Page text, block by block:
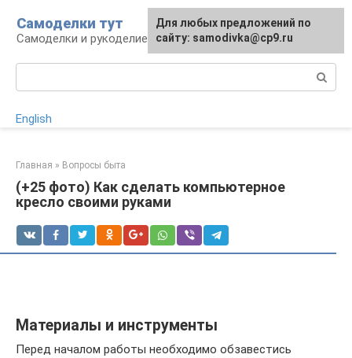
контенту
Самоделки тут
Самоделки и рукоделие для дома и участка
English
Главная » Вопросы быта
(+25 фото) Как сделать компьютерное
кресло своими руками
Материалы и инструменты
Перед началом работы необходимо обзавестись
Для любых предложений по
сайту: samodivka@cp9.ru